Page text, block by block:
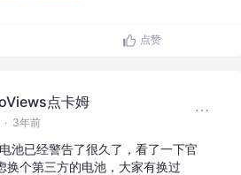
点赞
点卡姆
· 3年前
池已经警告了很久了，看了一下官
换个第三方的电池，大家有换过